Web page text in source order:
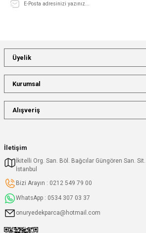
İletişim
İkitelli Org. San. Böl. Bağcılar Güngören San.
İstanbul
Bizi Arayın : 0212 549 79 00
WhatsApp : 0534 307 03 37
onuryedekparca@hotmail.com
Üyelik
Kurumsal
Alışveriş